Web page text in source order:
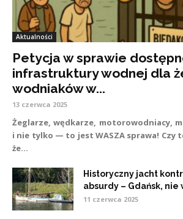
Aktualności
Petycja w sprawie
infrastruktury wodnej dla
wodniaków w...
13 czerwca 2025
Żeglarze, wędkarze, motorowodniacy,
i nie tylko — to jest WASZA sprawa! Czy
że...
Historyczny jacht
absurdy – Gdańsk, nie
11 czerwca 2025